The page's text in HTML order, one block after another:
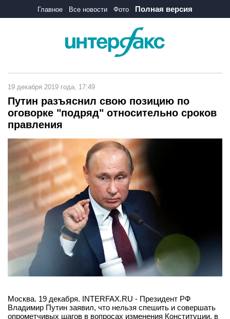
Главное Все новости Фото Полная версия
19 декабря 2019 года, 17:49
Путин разъяснил свою позицию по
оговорке "подряд" относительно сроков
правления
Москва. 19 декабря. INTERFAX.RU - Президент РФ
Владимир Путин заявил, что нельзя спешить и совершать
опрометчивых шагов в вопросах изменения Конституции, в